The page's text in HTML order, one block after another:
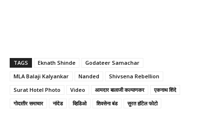
TAGS Eknath Shinde
Godateer Samachar
MLA Balaji Kalyankar
Nanded
Shivsena Rebellion
Surat Hotel Photo
Video आमदार बालाजी कल्याणकर
एकनाथ शिंदे
गोदातीर समाचार
नांदेड व्हिडिओ शिवसेना बंड सुरत हॉटेल फोटो